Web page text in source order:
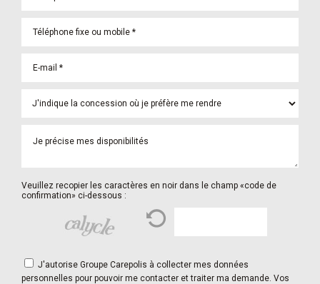
Veuillez recopier les caractères en noir dans le champ «code de
confirmation» ci-dessous :
personnelles pour pouvoir me contacter et traiter ma demande. Vos